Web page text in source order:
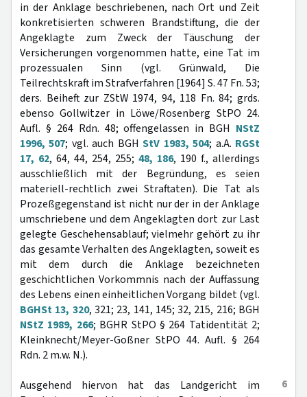
in der Anklage beschriebenen, nach Ort und Zeit
konkretisierten schweren Brandstiftung, die der
Angeklagte zum Zweck der Täuschung der
Versicherungen vorgenommen hatte, eine Tat im
prozessualen Sinn (vgl. Grünwald, Die
Teilrechtskraft im Strafverfahren [1964] S. 47 Fn. 53;
ders. Beiheft zur ZStW 1974, 94, 118 Fn. 84; grds.
ebenso Gollwitzer in Löwe/Rosenberg StPO 24.
Aufl. § 264 Rdn. 48; offengelassen in BGH NStZ
1996, 507; vgl. auch BGHStV 1983, 504; a.A. RGSt
17, 62, 64, 44, 254, 255; 48, 186, 190 f., allerdings
ausschließlich mit der Begründung, es seien
materiell-rechtlich zwei Straftaten). Die Tat als
Prozeßgegenstand ist nicht nur der in der Anklage
umschriebene und dem Angeklagten dort zur Last
gelegte Geschehensablauf; vielmehr gehört zu ihr
das gesamte Verhalten des Angeklagten, soweit es
mit dem durch die Anklage bezeichneten
geschichtlichen Vorkommnis nach der Auffassung
des Lebens einen einheitlichen Vorgang bildet (vgl.
BGHSt 13, 320, 321; 23, 141, 145; 32, 215, 216; BGH
NStZ 1989, 266; BGHR StPO § 264 Tatidentität 2;
Kleinknecht/Meyer-Goßner StPO 44. Aufl. § 264
Rdn. 2 m.w. N.).
6
Ausgehend hiervon hat das Landgericht im